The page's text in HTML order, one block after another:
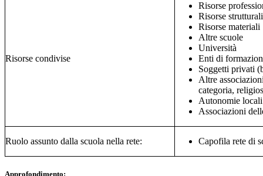
Risorse condivise
Risorse
Risorse strutturali
Risorse materiali
Altre scuole
Università
Enti di
Soggetti privati
Altre
categoria,
Autonomie
Associazioni
Ruolo assunto dalla scuola nella rete: Capofila rete di
Approfondimento: